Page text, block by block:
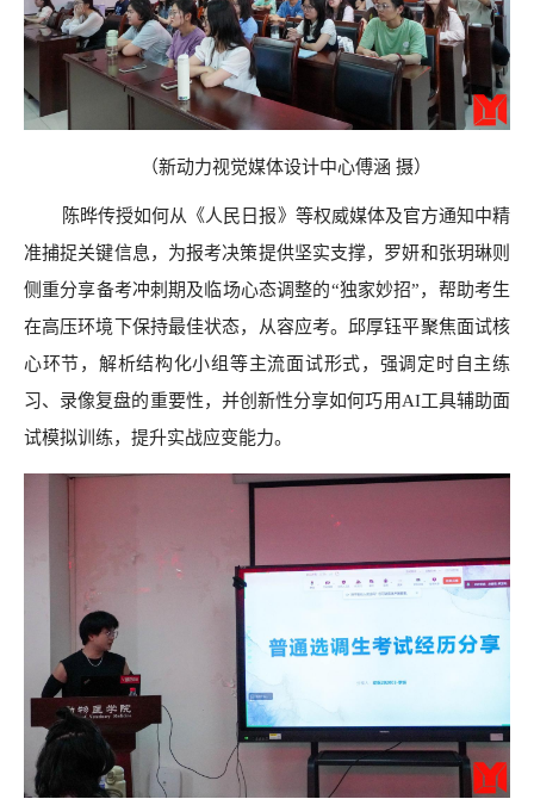
（新动力视觉媒体设计中心傅涵 摄）
陈晔传授如何从《人民日报》等权威媒体及官方通知中精
准捕捉关键信息，为报考决策提供坚实支撑，罗妍和张玥琳则
侧重分享备考冲刺期及临场心态调整的“独家妙招”，帮助考生
在高压环境下保持最佳状态，从容应考。邱厚钰平聚焦面试核
心环节，解析结构化小组等主流面试形式，强调定时自主练
习、录像复盘的重要性，并创新性分享如何巧用AI工具辅助面
试模拟训练，提升实战应变能力。